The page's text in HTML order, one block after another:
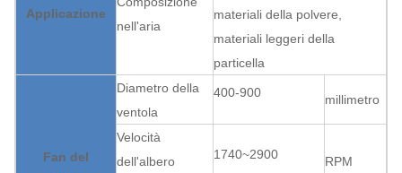
Applicazione
nell'aria
materiali della polvere,
materiali leggeri della
particella
Fan del
Diametro della
ventola
400-900 millimetro
Velocità
dell'albero
1740~2900 RPM